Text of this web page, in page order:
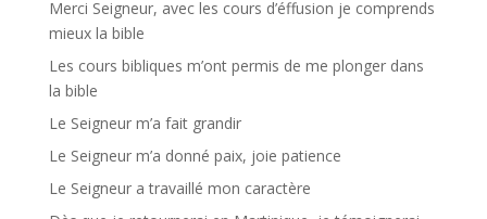
Merci Seigneur, avec les cours d’éffusion je comprends
mieux la bible
Les cours bibliques m’ont permis de me plonger dans
la bible
Le Seigneur m’a fait grandir
Le Seigneur m’a donné paix, joie patience
Le Seigneur a travaillé mon caractère